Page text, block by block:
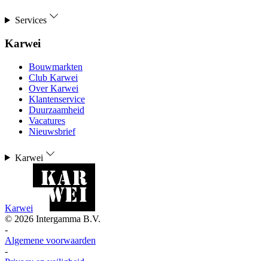
Services
Karwei
Bouwmarkten
Club Karwei
Over Karwei
Klantenservice
Duurzaamheid
Vacatures
Nieuwsbrief
Karwei
Karwei
© 2026 Intergamma B.V.
-
Algemene voorwaarden
-